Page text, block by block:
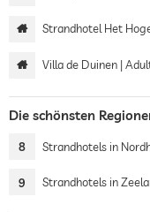
Strandhotel Het
Villa de Duinen |
Die schönsten
8 Strandhotels in
9 Strandhotels in